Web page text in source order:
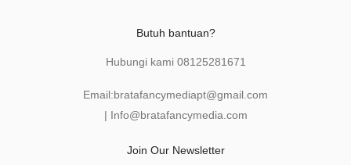
Butuh bantuan?
Hubungi kami 08125281671
Email:bratafancymediapt@gmail.com
| Info@bratafancymedia .com
Join Our Newsletter